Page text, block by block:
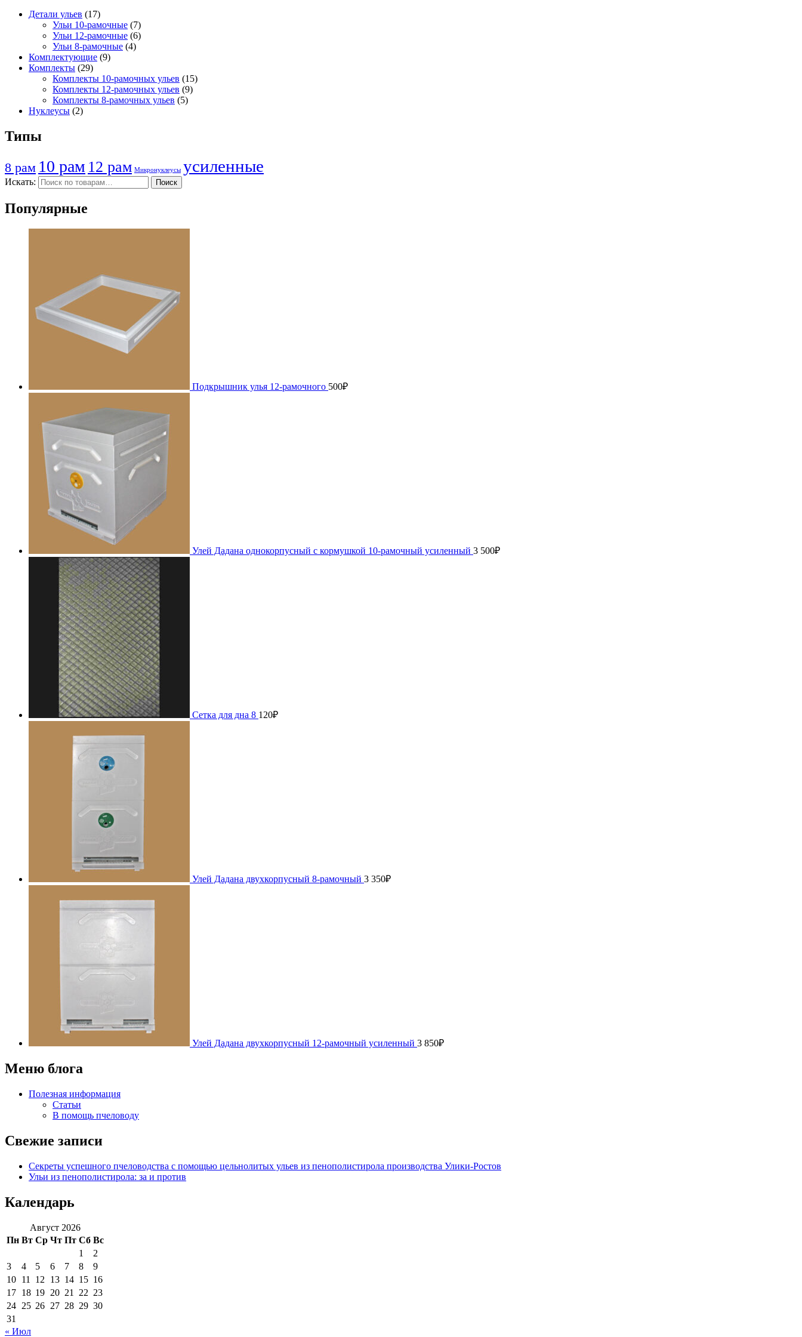
Детали ульев (17)
Ульи 10-рамочные (7)
Ульи 12-рамочные (6)
Ульи 8-рамочные (4)
Комплектующие (9)
Комплекты (29)
Комплекты 10-рамочных ульев (15)
Комплекты 12-рамочных ульев (9)
Комплекты 8-рамочных ульев (5)
Нуклеусы (2)
Типы
8 рам 10 рам 12 рам Микронуклеусы усиленные
Искать: Поиск
Популярные
Подкрышник улья 12-рамочного 500₽
Улей Дадана однокорпусный с кормушкой 10-рамочный усиленный 3 500₽
Сетка для дна 8 120₽
Улей Дадана двухкорпусный 8-рамочный 3 350₽
Улей Дадана двухкорпусный 12-рамочный усиленный 3 850₽
Меню блога
Полезная информация
Статьи
В помощь пчеловоду
Свежие записи
Секреты успешного пчеловодства с помощью цельнолитых ульев из пенополистирола производства Улики-Ростов
Ульи из пенополистирола: за и против
Календарь
Август 2026
Пн Вт Ср Чт Пт Сб Вс
1
2
3
4 5 6 7 8
9
10 11 12 13 14 15 16
17 18 19 20 21 22 23
24 25 26 27 28 29 30
31
« Июл